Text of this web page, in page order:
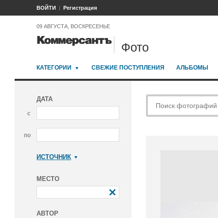
ВОЙТИ Регистрация
09 АВГУСТА, ВОСКРЕСЕНЬЕ
Фото
КАТЕГОРИИ СВЕЖИЕ ПОСТУПЛЕНИЯ АЛЬБОМЫ
ДАТА
с
по
ИСТОЧНИК
МЕСТО
АВТОР